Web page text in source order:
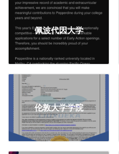
佩波代因大学
伦敦大学学院